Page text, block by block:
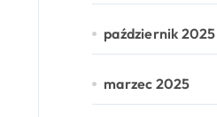
październik 2025
marzec 2025